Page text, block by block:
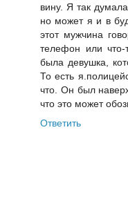
вину. Я так
но может я и в
этот мужчина
телефон или
была девушка,
То есть
что. Он был
что это может
Ответить